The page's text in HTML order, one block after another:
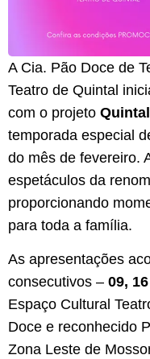
A Cia. Pão Doce de
Teatro de Quintal
com o projeto
temporada especial
do mês de fevereiro.
espetáculos da
proporcionando
para toda a família.
As apresentações
consecutivos – 09,
Espaço Cultural
Doce e reconhecido
Zona Leste de